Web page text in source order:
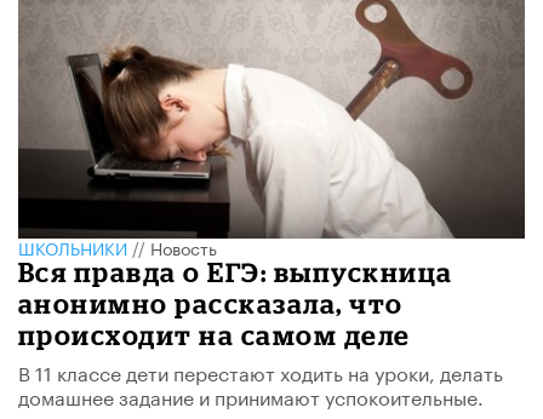
ШКОЛЬНИКИ//Новость
Вся правда о ЕГЭ: выпускница
анонимно рассказала, что
происходит на самом деле
В 11 классе дети перестают ходить на уроки, делать
домашнее задание и принимают успокоительные.